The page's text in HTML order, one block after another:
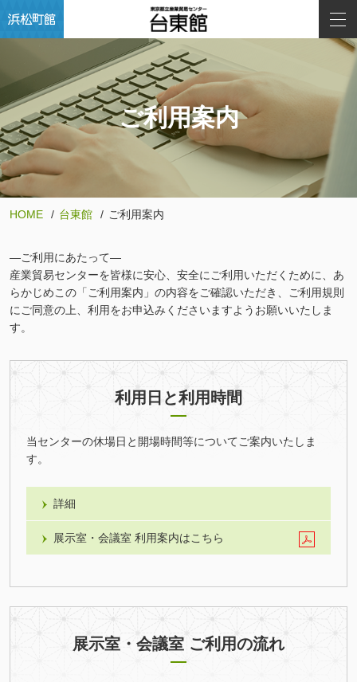
ご利用案内
HOME 台東館 ご利用案内
―ご利用にあたって―
産業貿易センターを皆様に安心、安全にご利用いただくために、あ
らかじめこの「ご利用案内」の内容をご確認いただき、ご利用規則
にご同意の上、利用をお申込みくださいますようお願いいたしま
す。
利用日と利用時間
当センターの休場日と開場時間等についてご案内いたしま
す。
詳細
展示室・会議室 利用案内はこちら
展示室・会議室 ご利用の流れ